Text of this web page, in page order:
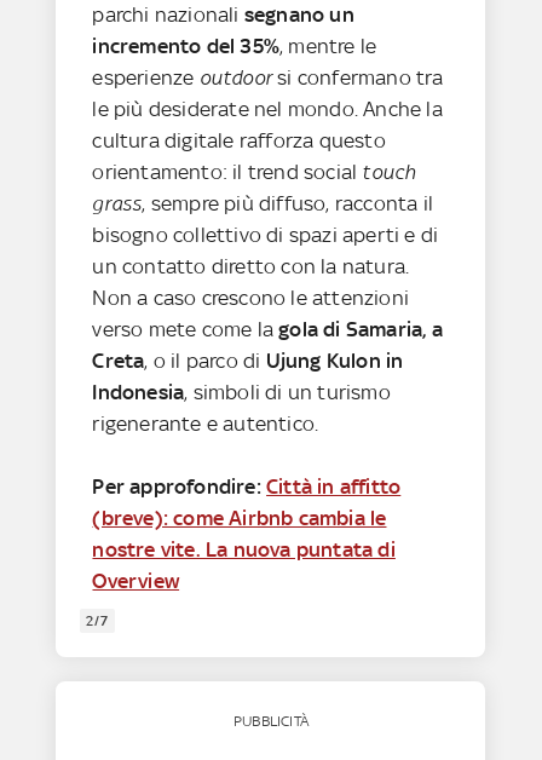
parchi nazionali segnano un
incremento del 35%, mentre le
esperienze outdoorsi confermano tra
le più desiderate nel mondo. Anche la
cultura digitale rafforza questo
orientamento: il trend social touch
grass, sempre più diffuso, racconta il
bisogno collettivo di spazi aperti e di
un contatto diretto con la natura.
Non a caso crescono le attenzioni
verso mete come lagola di Samaria, a
Creta, o il parco di Ujung Kulon in
Indonesia, simboli di un turismo
rigenerante e autentico.
Per approfondire:Città in affitto
(breve): come Airbnb cambia le
nostre vite. La nuova puntata di
Overview
2/7
PUBBLICITÀ